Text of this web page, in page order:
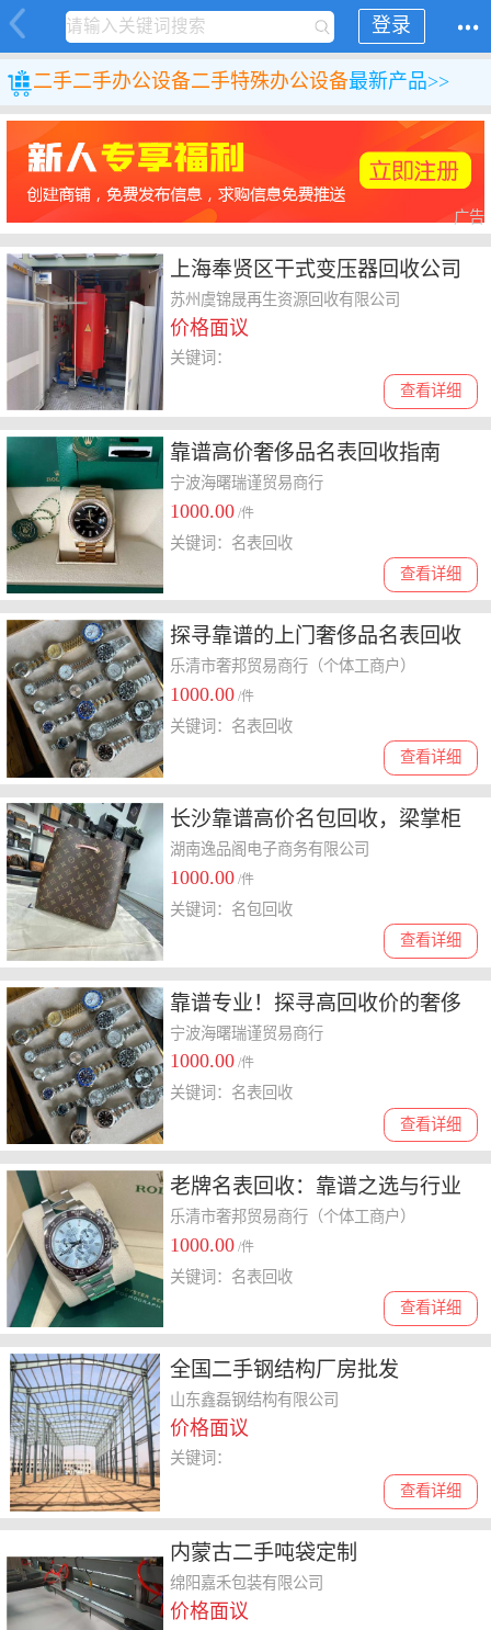
登录
二手二手办公设备二手特殊办公设备最新产品>>
广告
上海奉贤区干式变压器回收公司
苏州虞锦晟再生资源回收有限公司
价格面议
查看详细
关键词：
靠谱高价奢侈品名表回收指南
宁波海曙瑞谨贸易商行
1000.00 /件
查看详细
关键词：名表回收
探寻靠谱的上门奢侈品名表回收
——诚信与专业的选择
乐清市奢邦贸易商行（个体工商户）
1000.00 /件
查看详细
关键词：名表回收
长沙靠谱高价名包回收，梁掌柜
奢侈品
湖南逸品阁电子商务有限公司
1000.00 /件
查看详细
关键词：名包回收
靠谱专业！探寻高回收价的奢侈
品名表回收之路
宁波海曙瑞谨贸易商行
1000.00 /件
查看详细
关键词：名表回收
老牌名表回收：靠谱之选与行业
洞察
乐清市奢邦贸易商行（个体工商户）
1000.00 /件
查看详细
关键词：名表回收
全国二手钢结构厂房批发
山东鑫磊钢结构有限公司
价格面议
查看详细
关键词：
内蒙古二手吨袋定制
绵阳嘉禾包装有限公司
价格面议